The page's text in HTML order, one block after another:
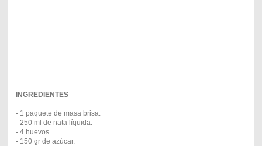
INGREDIENTES
- 1 paquete de masa brisa.
- 250 ml de nata líquida.
- 4 huevos.
- 150 gr de azúcar.